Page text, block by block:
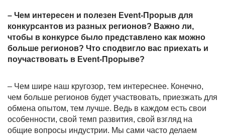
– Чем интересен и полезен Event-Прорыв для
конкурсантов из разных регионов? Важно ли,
чтобы в конкурсе было представлено как можно
больше регионов? Что сподвигло вас приехать и
поучаствовать в Event-Прорыве?
– Чем шире наш кругозор, тем интереснее. Конечно,
чем больше регионов будет участвовать, приезжать для
обмена опытом, тем лучше. Ведь в каждом есть свои
особенности, свой темп развития, свой взгляд на
общие вопросы индустрии. Мы сами часто делаем